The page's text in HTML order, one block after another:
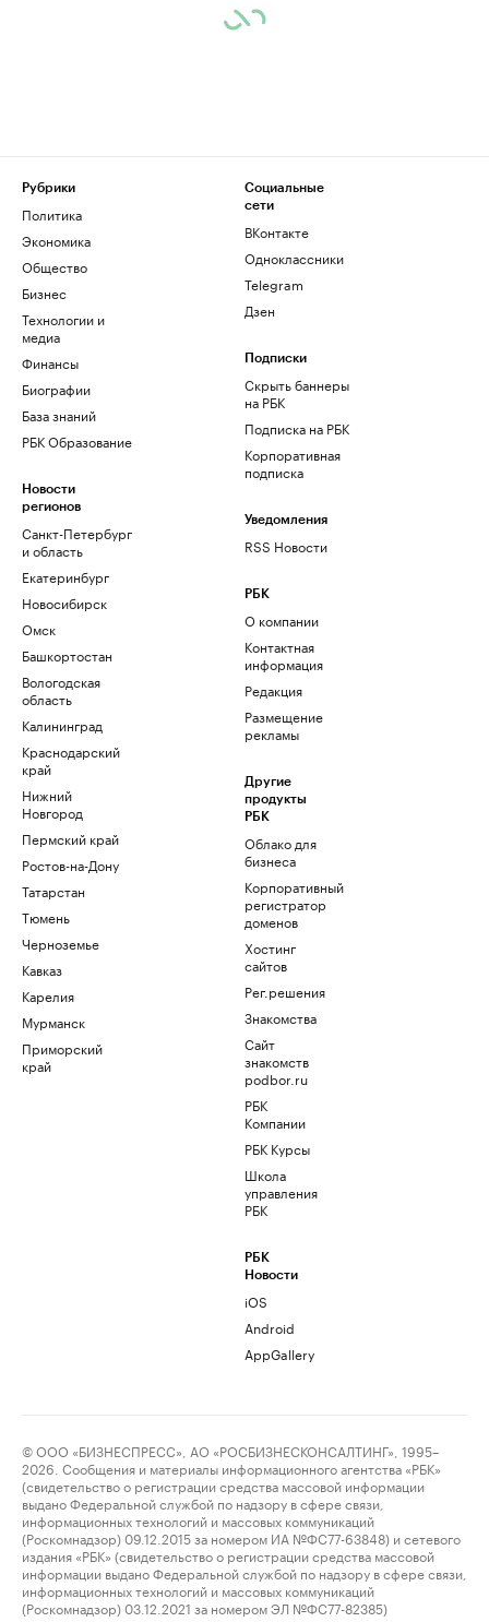
Рубрики
Политика
Экономика
Общество
Бизнес
Технологии и
медиа
Финансы
Биографии
База знаний
РБК Образование
Новости
регионов
Санкт-Петербург
и область
Екатеринбург
Новосибирск
Омск
Башкортостан
Вологодская
область
Калининград
Краснодарский
край
Нижний
Новгород
Пермский край
Ростов-на-Дону
Татарстан
Тюмень
Черноземье
Кавказ
Карелия
Мурманск
Приморский
край
Социальные
сети
ВКонтакте
Одноклассники
Telegram
Дзен
Подписки
Скрыть баннеры
на РБК
Подписка на РБК
Корпоративная
подписка
Уведомления
RSS Новости
РБК
О компании
Контактная
информация
Редакция
Размещение
рекламы
Другие
продукты
РБК
Облако для
бизнеса
Корпоративный
регистратор
доменов
Хостинг
сайтов
Рег.решения
Знакомства
Сайт
знакомств
podbor.ru
РБК
Компании
РБК Курсы
Школа
управления
РБК
РБК
Новости
iOS
Android
AppGallery
© ООО «БИЗНЕСПРЕСС», АО «РОСБИЗНЕСКОНСАЛТИНГ», 1995–
2026. Сообщения и материалы информационного агентства «РБК»
(свидетельство о регистрации средства массовой информации
выдано Федеральной службой по надзору в сфере связи,
информационных технологий и массовых коммуникаций
(Роскомнадзор) 09.12.2015 за номером ИА №ФС77-63848) и сетевого
издания «РБК» (свидетельство о регистрации средства массовой
информации выдано Федеральной службой по надзору в сфере связи,
информационных технологий и массовых коммуникаций
(Роскомнадзор) 03.12.2021 за номером ЭЛ №ФС77-82385)